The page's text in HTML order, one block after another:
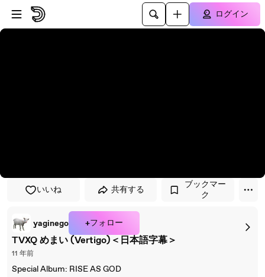
プレイヤーにスキップ
メインコンテンツにスキップ
ログイン
いいね 共有する
ブックマー
ク
yaginego +フォロー
TVXQ めまい (Vertigo)＜日本語字幕＞
11 年前
Special Album: RISE AS GOD